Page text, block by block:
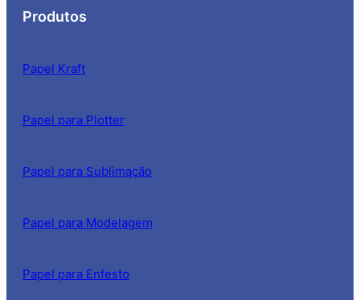
Produtos
Papel Kraft
Papel para Plotter
Papel para Sublimação
Papel para Modelagem
Papel para Enfesto